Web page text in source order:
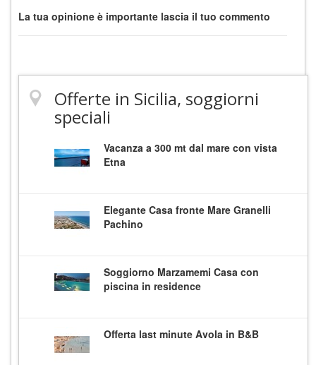
La tua opinione è importante lascia il tuo commento
Offerte in Sicilia, soggiorni
speciali
Vacanza a 300 mt dal mare con vista
Etna
Elegante Casa fronte Mare Granelli
Pachino
Soggiorno Marzamemi Casa con
piscina in residence
Offerta last minute Avola in B&B